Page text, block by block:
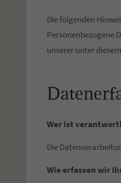
Die folgenden
Personenbezogene
unserer unter
Wer ist
Die
Wie erfassen wir